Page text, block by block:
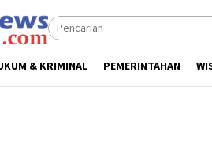
& KRIMINAL PEMERINTAHAN